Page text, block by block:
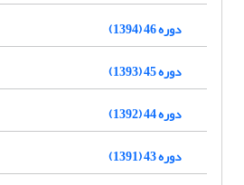
دوره 46 (1394)
دوره 45 (1393)
دوره 44 (1392)
دوره 43 (1391)